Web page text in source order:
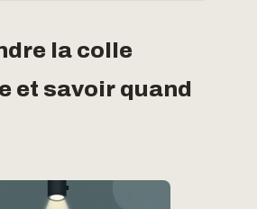
la colle
et savoir quand